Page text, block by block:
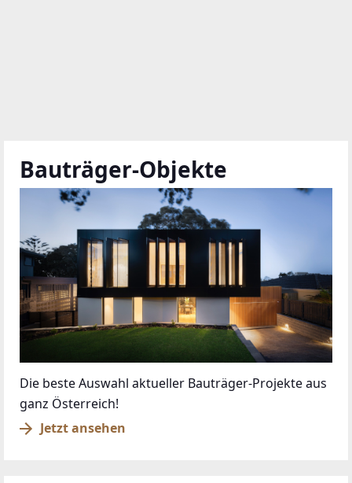
Bauträger-Objekte
Die beste Auswahl aktueller Bauträger-Projekte aus
ganz Österreich!
Jetzt ansehen